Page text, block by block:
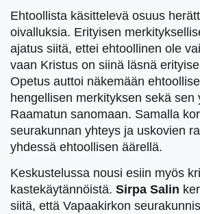
Ehtoollista käsittelevä osuus
oivalluksia. Erityisen
ajatus siitä, ettei ehtoollinen ole
vaan Kristus on siinä läsnä
Opetus auttoi näkemään
hengellisen merkityksen sekä sen
Raamatun sanomaan. Samalla
seurakunnan yhteys ja uskovien
yhdessä ehtoollisen äärellä.
Keskustelussa nousi esiin myös
kastekäytännöistä. Sirpa Salin
siitä, että Vapaakirkon